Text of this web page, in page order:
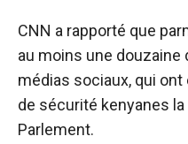
CNN a rapporté que
au moins une
médias sociaux, qui
de sécurité kenyanes
Parlement.